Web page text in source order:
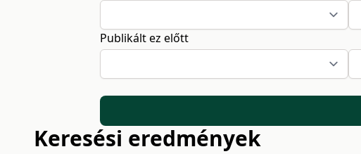
Publikált ez előtt
Keresési eredmények